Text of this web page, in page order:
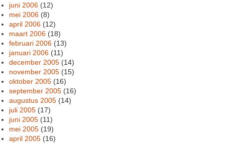
juni 2006 (12)
mei 2006 (8)
april 2006 (12)
maart 2006 (18)
februari 2006 (13)
januari 2006 (11)
december 2005 (14)
november 2005 (15)
oktober 2005 (16)
september 2005 (16)
augustus 2005 (14)
juli 2005 (17)
juni 2005 (11)
mei 2005 (19)
april 2005 (16)